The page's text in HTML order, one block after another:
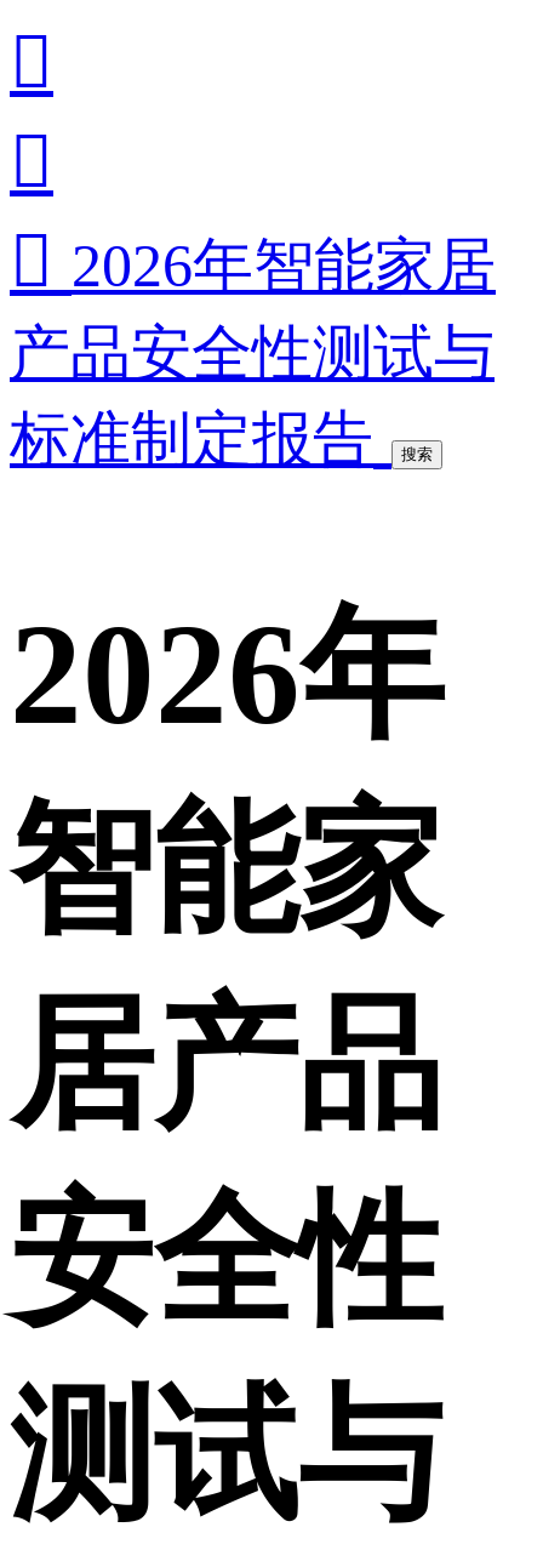


 2026年智能家居
产品安全性测试与
标准制定报告
搜索
2026年
智能家
居产品
安全性
测试与